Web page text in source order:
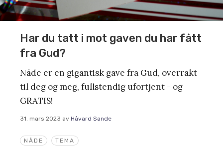
NÅDE TEMA
Har du tatt i mot gaven du har fått
fra Gud?
Nåde er en gigantisk gave fra Gud, overrakt
til deg og meg, fullstendig ufortjent - og
GRATIS!
31. mars 2023 av Håvard Sande